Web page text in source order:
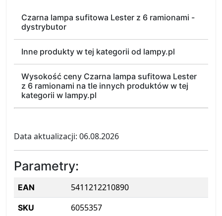
Czarna lampa sufitowa Lester z 6 ramionami -
dystrybutor
Inne produkty w tej kategorii od lampy.pl
Wysokość ceny Czarna lampa sufitowa Lester
z 6 ramionami na tle innych produktów w tej
kategorii w lampy.pl
Data aktualizacji: 06.08.2026
Parametry:
EAN 5411212210890
SKU 6055357